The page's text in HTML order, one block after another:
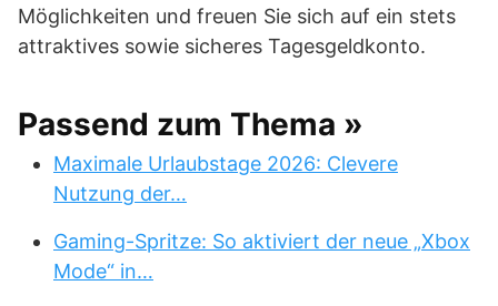
Möglichkeiten und freuen Sie sich auf ein stets
attraktives sowie sicheres Tagesgeldkonto.
Passend zum Thema »
Maximale Urlaubstage 2026: Clevere
Nutzung der…
Gaming-Spritze: So aktiviert der neue „Xbox
Mode“ in…